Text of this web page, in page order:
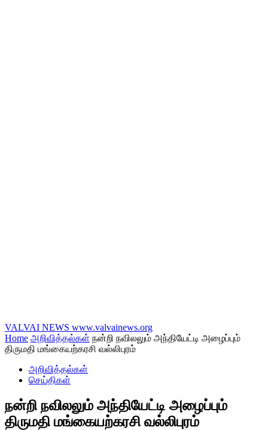
VALVAI NEWS www.valvainews.org
Home அறிவித்தல்கள் நன்றி நவிலலும் அந்தியேட்டி அழைப்பும்
திருமதி மங்கையற்கரசி வல்லிபுரம்
அறிவித்தல்கள்
செய்திகள்
நன்றி நவிலலும் அந்தியேட்டி அழைப்பும்
திருமதி மங்கையற்கரசி வல்லிபுரம்